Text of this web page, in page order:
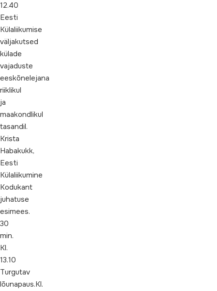
12.40
Eesti
Külaliikumise
väljakutsed
külade
vajaduste
eeskõnelejana
riiklikul
ja
maakondlikul
tasandil.
Krista
Habakukk,
Eesti
Külaliikumine
Kodukant
juhatuse
esimees.
30
min.
Kl.
13.10
Turgutav
lõunapaus.Kl.